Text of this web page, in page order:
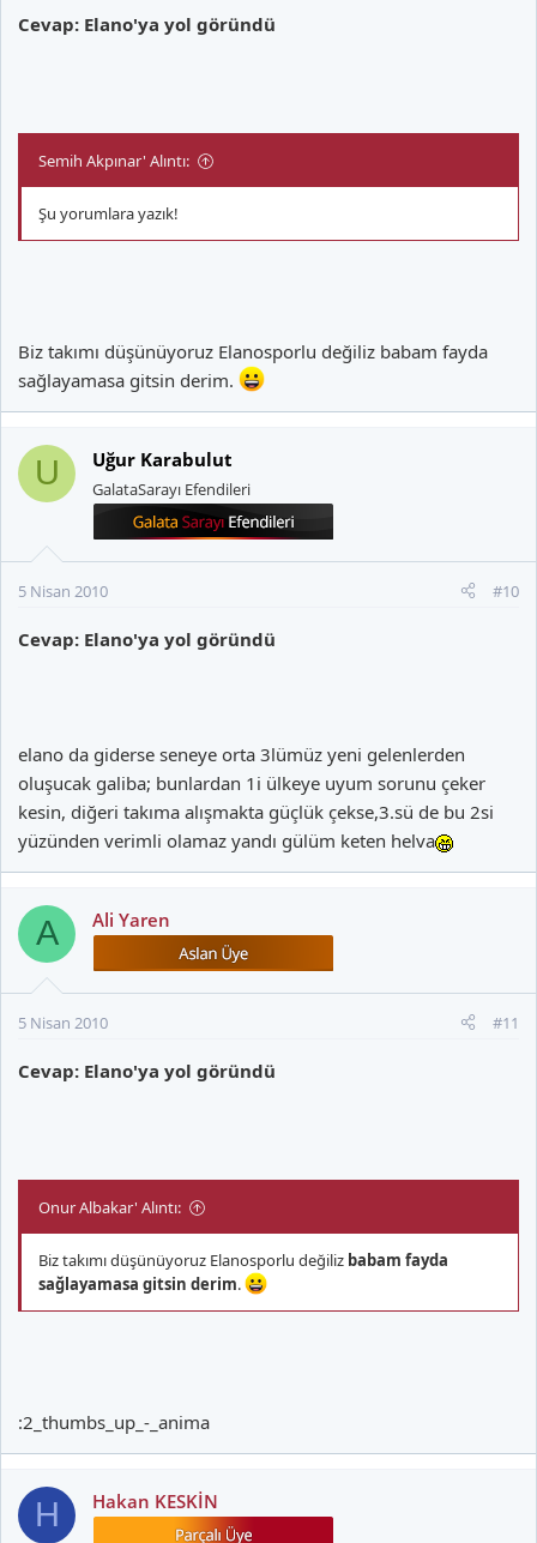
Cevap: Elano'ya yol göründü
Semih Akpınar' Alıntı:
Şu yorumlara yazık!
Biz takımı düşünüyoruz Elanosporlu değiliz babam fayda
sağlayamasa gitsin derim.
U Uğur Karabulut
GalataSarayı Efendileri
5 Nisan 2010 #10
Cevap: Elano'ya yol göründü
elano da giderse seneye orta 3lümüz yeni gelenlerden
oluşucak galiba; bunlardan 1i ülkeye uyum sorunu çeker
kesin, diğeri takıma alışmakta güçlük çekse,3.sü de bu 2si
yüzünden verimli olamaz yandı gülüm keten helva
A Ali Yaren
5 Nisan 2010 #11
Cevap: Elano'ya yol göründü
Onur Albakar' Alıntı:
Biz takımı düşünüyoruz Elanosporlu değiliz babam fayda
sağlayamasa gitsin derim.
:2_thumbs_up_-_anima
H Hakan KESKİN